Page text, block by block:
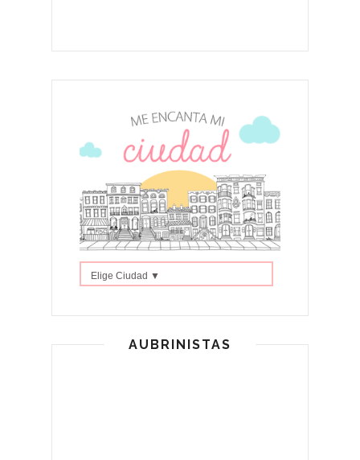
Elige Ciudad ▼
AUBRINISTAS